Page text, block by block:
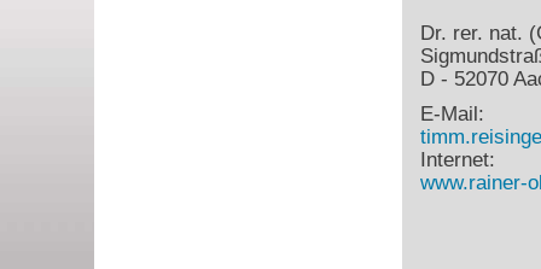
Dr. rer. nat.
D - 52070
E-Mail:
Internet:
www.rainer-